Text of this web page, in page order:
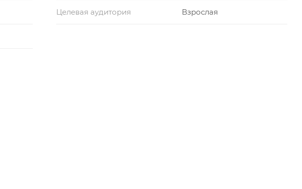
Целевая аудитория Взрослая